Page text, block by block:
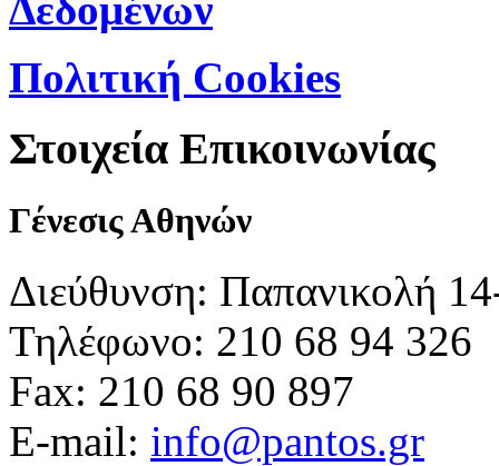
Πολιτική Cookies
Στοιχεία Επικοινωνίας
Γένεσις Αθηνών
Διεύθυνση: Παπανικολή
Τηλέφωνο: 210 68 94 326
Fax: 210 68 90 897
E-mail: info@pantos.gr